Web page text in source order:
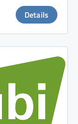
Details